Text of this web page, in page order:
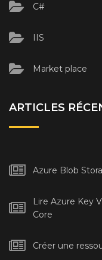
C#
IIS
Market place
ARTICLES
Azure Blob
Lire Azure Key
Core
Créer une